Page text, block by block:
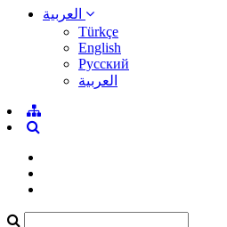
Türkçe
English
Pусский
العربية